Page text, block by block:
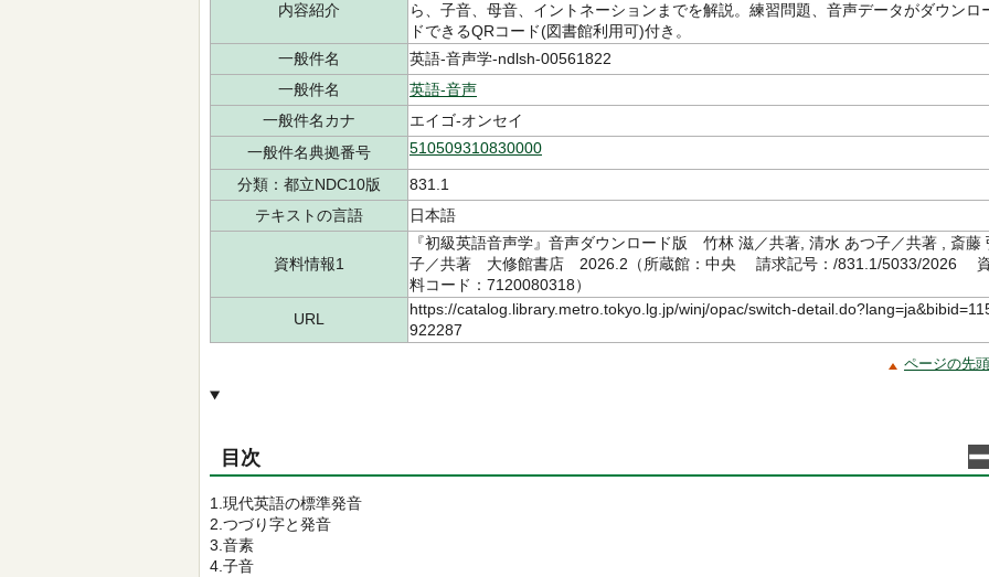
内容紹介
ら、子音、母音、イントネーションまでを解説。練習問題、音声データがダウンロ
ドできるQRコード(図書館利用可)付き。
一般件名
英語-音声学-ndlsh-00561822
一般件名
英語-音声
一般件名カナ
エイゴ-オンセイ
一般件名典拠番号
510509310830000
分類：都立NDC10版
831.1
テキストの言語
日本語
資料情報1
『初級英語音声学』音声ダウンロード版 竹林 滋／共著, 清水 あつ子／共著 , 斎藤
子／共著 大修館書店 2026.2（所蔵館：中央 請求記号：/831.1/5033/2026
料コード：7120080318）
URL
https://catalog.library.metro.tokyo.lg.jp/winj/opac/switch-
922287
ページの先
目次
1.現代英語の標準発音
2.つづり字と発音
3.音素
4.子音